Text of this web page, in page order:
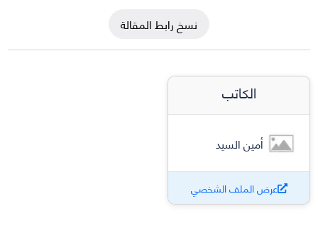
نسخ رابط المقالة
الكاتب
أمين السيد
عرض الملف الشخصي